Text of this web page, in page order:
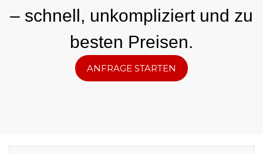
– schnell, unkompliziert und zu
besten Preisen.
ANFRAGE STARTEN